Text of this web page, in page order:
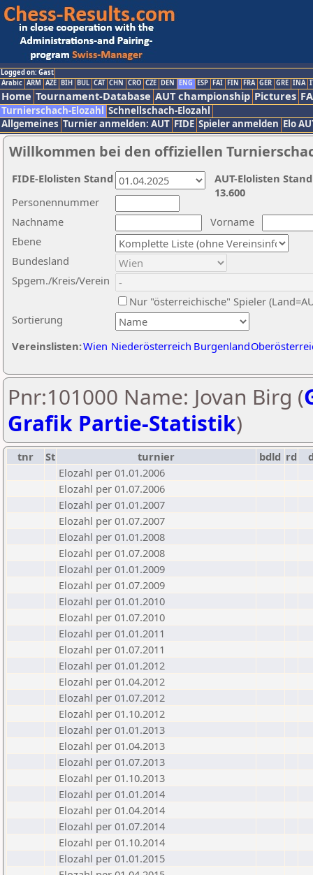
Logged on: Gast
Arabic ARM AZE BIH BUL CAT CHN CRO CZE DEN ENG ESP FAI FIN FRA GER GRE INA
Home Tournament-Database AUT championship Pictures
Turnierschach-Elozahl Schnellschach-Elozahl
Allgemeines Turnier anmelden: AUT FIDE Spieler anmelden Elo
Willkommen bei den offiziellen
Nachname
Vorname
Ebene
Sortierung
Personennummer
Bundesland
Spgem./Kreis/Verein
Nur "österreichische" Spieler
Vereinslisten:Wien Niederösterreich Burgenland
AUT-Elolisten
13.600
FIDE-Elolisten Stand
Pnr:101000 Name: Jovan Birg (
Grafik Partie-Statistik)
tnr St turnier bdld rd
Elozahl per 01.01.2006
Elozahl per 01.07.2006
Elozahl per 01.01.2007
Elozahl per 01.07.2007
Elozahl per 01.01.2008
Elozahl per 01.07.2008
Elozahl per 01.01.2009
Elozahl per 01.07.2009
Elozahl per 01.01.2010
Elozahl per 01.07.2010
Elozahl per 01.01.2011
Elozahl per 01.07.2011
Elozahl per 01.01.2012
Elozahl per 01.04.2012
Elozahl per 01.07.2012
Elozahl per 01.10.2012
Elozahl per 01.01.2013
Elozahl per 01.04.2013
Elozahl per 01.07.2013
Elozahl per 01.10.2013
Elozahl per 01.01.2014
Elozahl per 01.04.2014
Elozahl per 01.07.2014
Elozahl per 01.10.2014
Elozahl per 01.01.2015